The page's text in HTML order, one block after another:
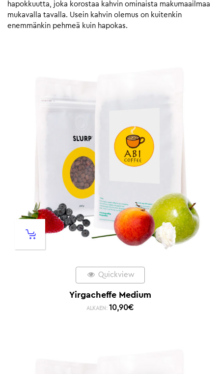
hapokkuutta, joka korostaa kahvin ominaista makumaailmaa
mukavalla tavalla. Usein kahvin olemus on kuitenkin
enemmänkin pehmeä kuin hapokas.
Quickview
Yirgacheffe Medium
ALKAEN: 10,90€